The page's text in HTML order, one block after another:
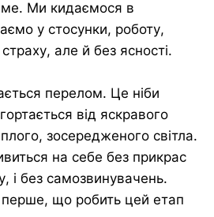
Ми кидаємося в
у стосунки, роботу,
але й без ясності.
перелом. Це ніби
від яскравого
зосередженого світла.
на себе без прикрас
і без самозвинувачень.
перше, що робить цей етап